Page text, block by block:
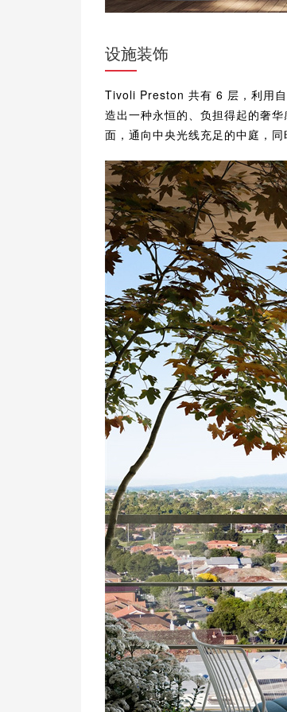
设施装饰
Tivoli Preston 共有 6 层，利用自
造出一种永恒的、负担得起的奢
面，通向中央光线充足的中庭，